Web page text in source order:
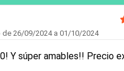
26/09/2024 a 01/10/2024
Y súper amables!! Precio